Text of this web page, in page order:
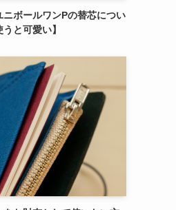
ニボールワンPの替芯につい
と可愛い】